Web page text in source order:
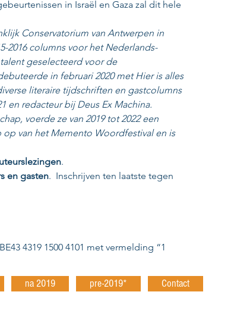
in Israël en Gaza zal dit hele
Conservatorium van Antwerpen in
2016 columns voor het Nederlands-
talent geselecteerd voor de
in februari 2020 met Hier is alles
literaire tijdschriften en gastcolumns
en redacteur bij Deus Ex Machina.
voerde ze van 2019 tot 2022 een
van het Memento Woordfestival en is
.
en gasten.  Inschrijven ten laatste tegen
4319 1500 4101 met vermelding “1
na 2019 pre-2019* Contact